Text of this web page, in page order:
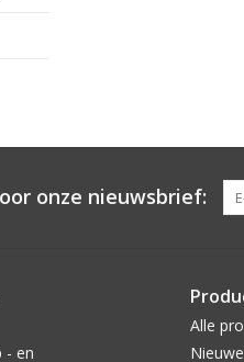
onze nieuwsbrief:
- en
Alle